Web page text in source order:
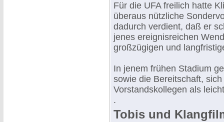
Für die UFA freilich hatte
überaus nützliche
dadurch verdient, daß er
jenes ereignisreichen
großzügigen und
In jenem frühen Stadium
sowie die Bereitschaft,
Vorstandskollegen als
.
Tobis und